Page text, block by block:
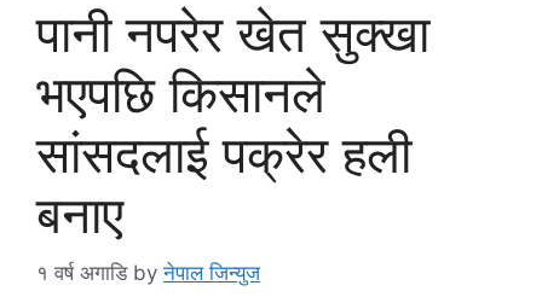
पानी नपरेर खेत सुक्खा
भएपछि किसानले
सांसदलाई पक्रेर हली
बनाए
१ वर्ष अगाडि byनेपाल जिन्युज